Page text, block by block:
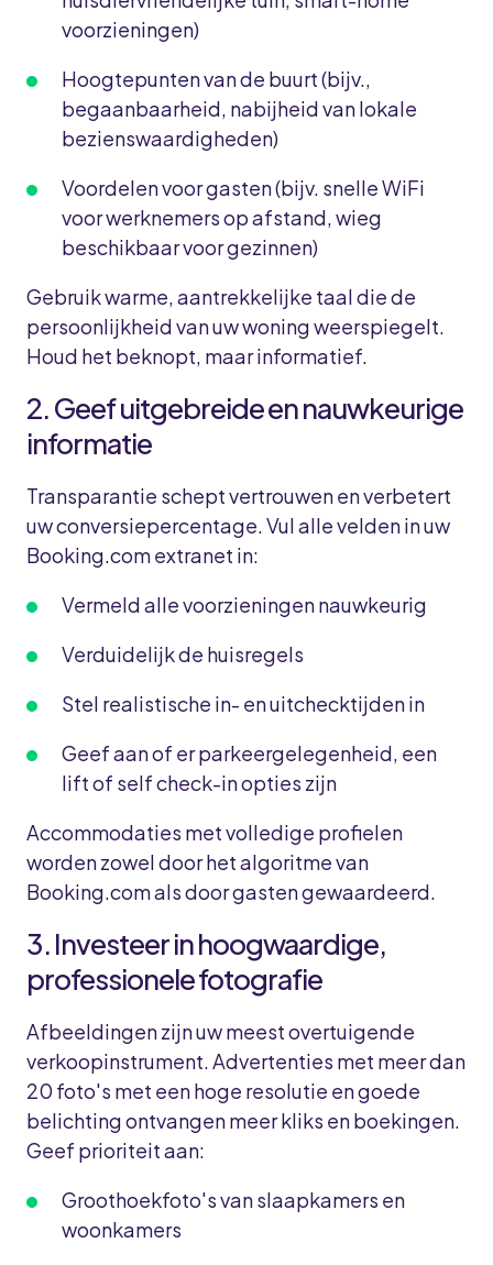
voorzieningen)
Hoogtepunten van de buurt (bijv.,
begaanbaarheid, nabijheid van lokale
bezienswaardigheden)
Voordelen voor gasten (bijv. snelle WiFi
voor werknemers op afstand, wieg
beschikbaar voor gezinnen)
Gebruik warme, aantrekkelijke taal die de
persoonlijkheid van uw woning weerspiegelt.
Houd het beknopt, maar informatief.
2. Geef uitgebreide en nauwkeurige
informatie
Transparantie schept vertrouwen en verbetert
uw conversiepercentage. Vul alle velden in uw
Booking.com extranet in:
Vermeld alle voorzieningen nauwkeurig
Verduidelijk de huisregels
Stel realistische in- en uitchecktijden in
Geef aan of er parkeergelegenheid, een
lift of self check-in opties zijn
Accommodaties met volledige profielen
worden zowel door het algoritme van
Booking.com als door gasten gewaardeerd.
3. Investeer in hoogwaardige,
professionele fotografie
Afbeeldingen zijn uw meest overtuigende
verkoopinstrument. Advertenties met meer dan
20 foto's met een hoge resolutie en goede
belichting ontvangen meer kliks en boekingen.
Geef prioriteit aan:
Groothoekfoto's van slaapkamers en
woonkamers